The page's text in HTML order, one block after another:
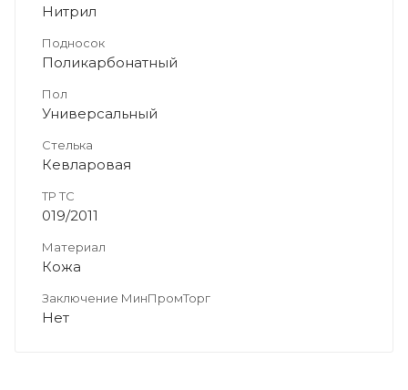
Нитрил
Подносок
Поликарбонатный
Пол
Универсальный
Стелька
Кевларовая
ТР ТС
019/2011
Материал
Кожа
Заключение МинПромТорг
Нет